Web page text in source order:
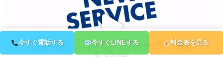
今すぐ電話する 今すぐLINEする 料金表を見る
松戸市よりお越しのお客様のiPhone14Proの基板修理をさせて頂きました！
ありがとうございました！
ありがとうございました！
2026/04/04